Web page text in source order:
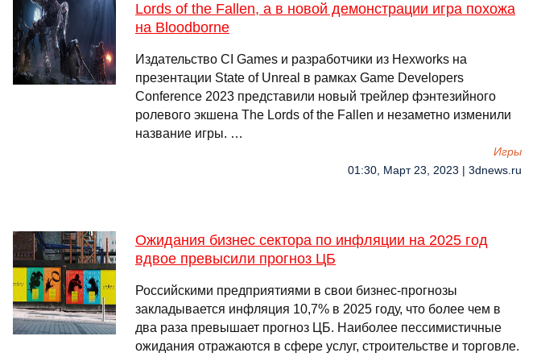
Lords of the Fallen, а в новой демонстрации игра похожа
на Bloodborne
Издательство CI Games и разработчики из Hexworks на
презентации State of Unreal в рамках Game Developers
Conference 2023 представили новый трейлер фэнтезийного
ролевого экшена The Lords of the Fallen и незаметно изменили
название игры. …
Игры
01:30, Март 23, 2023 | 3dnews.ru
Ожидания бизнес сектора по инфляции на 2025 год
вдвое превысили прогноз ЦБ
Российскими предприятиями в свои бизнес-прогнозы
закладывается инфляция 10,7% в 2025 году, что более чем в
два раза превышает прогноз ЦБ. Наиболее пессимистичные
ожидания отражаются в сфере услуг, строительстве и торговле.